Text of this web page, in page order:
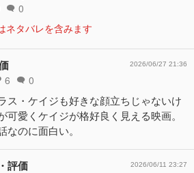
0
ネタバレを含みます
6 0
2026/06/27 21:36
ス・ケイジも好きな顔立ちじゃないけ
可愛くケイジが格好良く見える映画。
なのに面白い。
評価 2026/06/11 23:27